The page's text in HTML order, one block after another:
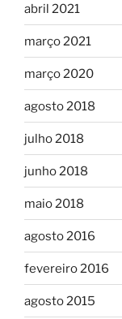
abril 2021
março 2021
março 2020
agosto 2018
julho 2018
junho 2018
maio 2018
agosto 2016
fevereiro 2016
agosto 2015